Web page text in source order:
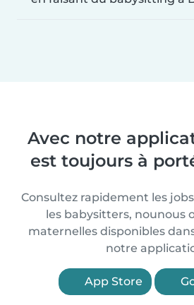
Avec notre
est toujours à
Consultez rapidement les
les babysitters, nounous
maternelles disponibles
notre
App Store